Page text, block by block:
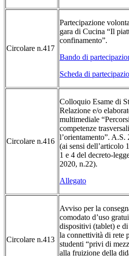
Circolare n.417
Partecipazione
gara di Cucina “Il
confinamento”.
Bando di
Scheda di
Circolare n.416
Colloquio Esame di
Relazione e/o
multimediale
competenze
l’orientamento”. A.S.
(ai sensi dell’articolo
1 e 4 del decreto-
2020, n.22).
Allegato
Circolare n.413
Avviso per la
comodato d’uso
dispositivi (tablet) e
la connettività di rete
studenti “privi di
alla fruizione della